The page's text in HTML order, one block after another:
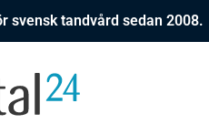
svensk tandvård sedan 2008.